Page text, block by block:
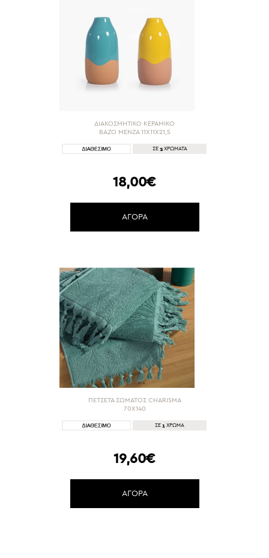
ΔΙΑΚΟΣΜΗΤΙΚΟ ΚΕΡΑΜΙΚΟ
ΒΑΖΟ MENZA 11X11X21,5
ΣΕ 2 ΧΡΩΜΑΤΑ
18,00€
ΑΓΟΡΑ
ΠΕΤΣΕΤΑ ΣΩΜΑΤΟΣ CHARISMA
70Χ140
ΣΕ 1 ΧΡΩΜΑ
19,60€
ΑΓΟΡΑ